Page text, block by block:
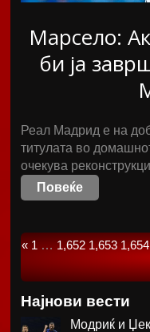
Марсело:
би ја
Реал Мадрид е на
титулата во
очекува
Повеќе
« 1 … 1,652 1,653 1,654
Најнови вести
Модриќ и